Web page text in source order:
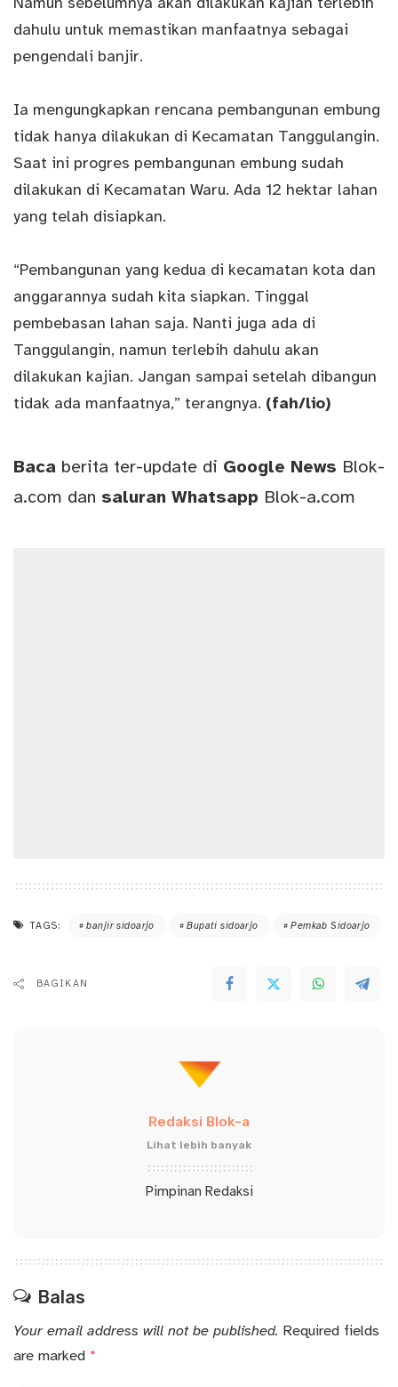
dahulu untuk memastikan manfaatnya sebagai
pengendali banjir.
Ia mengungkapkan rencana pembangunan embung
tidak hanya dilakukan di Kecamatan Tanggulangin.
Saat ini progres pembangunan embung sudah
dilakukan di Kecamatan Waru. Ada 12 hektar lahan
yang telah disiapkan.
“Pembangunan yang kedua di kecamatan kota dan
anggarannya sudah kita siapkan. Tinggal
pembebasan lahan saja. Nanti juga ada di
Tanggulangin, namun terlebih dahulu akan
dilakukan kajian. Jangan sampai setelah dibangun
tidak ada manfaatnya,” terangnya. (fah/lio)
Baca berita ter-update di Google News Blok-
a.com dan saluran Whatsapp Blok-a.com
TAGS: banjir sidoarjo Bupati sidoarjo Pemkab Sidoarjo
BAGIKAN
Redaksi Blok-a
Lihat lebih banyak
Pimpinan Redaksi
Balas
Your email address will not be published. Required fields
are marked *